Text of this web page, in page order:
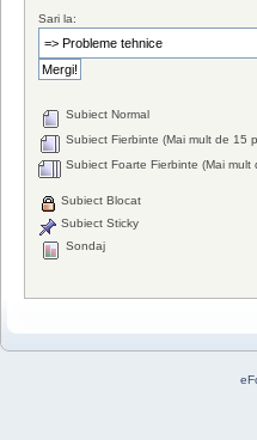
Sari la:
Subiect Normal
Subiect Fierbinte (Mai mult de 15
Subiect Foarte Fierbinte (Mai mult
Subiect Blocat
Subiect Sticky
Sondaj